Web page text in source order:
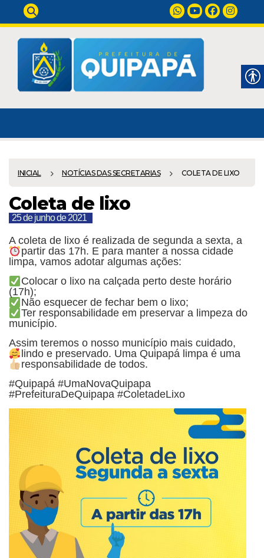
INICIAL NOTÍCIAS DAS SECRETARIAS COLETA DE LIXO
Coleta de lixo
25 de junho de 2021
A coleta de lixo é realizada de segunda a sexta, a
partir das 17h. E para manter a nossa cidade
limpa, vamos adotar algumas ações:
Colocar o lixo na calçada perto deste horário
(17h);
Não esquecer de fechar bem o lixo;
Ter responsabilidade em preservar a limpeza do
município.
Assim teremos o nosso município mais cuidado,
lindo e preservado. Uma Quipapá limpa é uma
responsabilidade de todos.
#Quipapá #UmaNovaQuipapa
#PrefeituraDeQuipapa #ColetadeLixo